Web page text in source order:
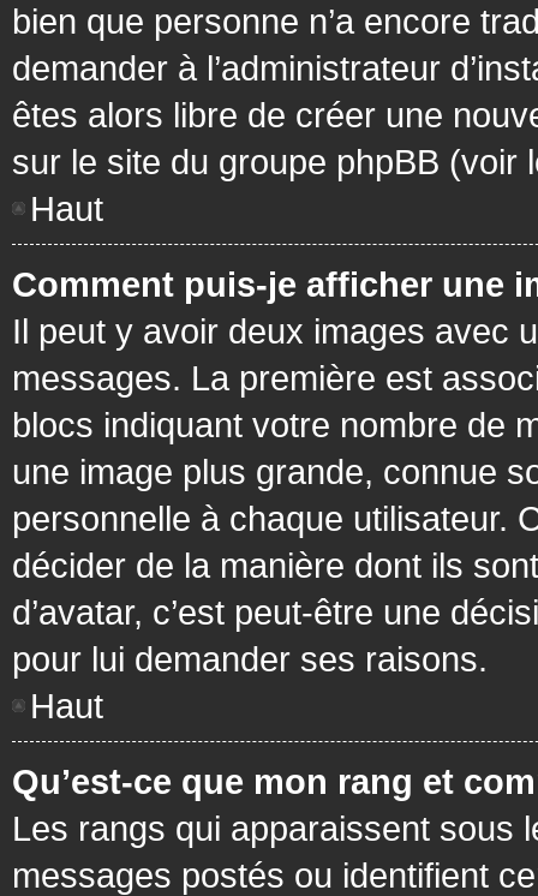
bien que personne n’a encore
demander à l’administrateur
êtes alors libre de créer une
sur le site du groupe phpBB (voir
Haut
Comment puis-je afficher une
Il peut y avoir deux images avec
messages. La première est
blocs indiquant votre nombre de
une image plus grande, connue
personnelle à chaque utilisateur.
décider de la manière dont ils
d’avatar, c’est peut-être une
pour lui demander ses raisons.
Haut
Qu’est-ce que mon rang et
Les rangs qui apparaissent sous
messages postés ou identifient